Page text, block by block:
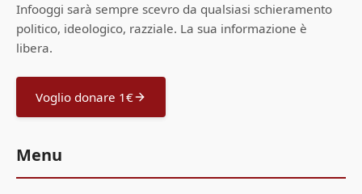
Infooggi sarà sempre scevro da qualsiasi schieramento
politico, ideologico, razziale. La sua informazione è
libera.
Voglio donare 1€
Menu